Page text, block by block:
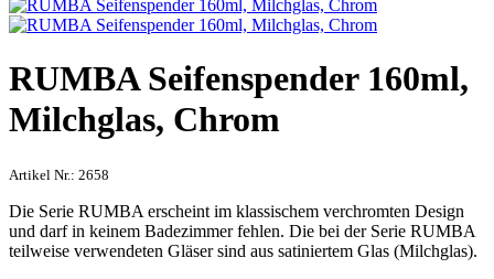
RUMBA Seifenspender 160ml,
Milchglas, Chrom
Artikel Nr.: 2658
Die Serie RUMBA erscheint im klassischem verchromten Design
und darf in keinem Badezimmer fehlen. Die bei der Serie RUMBA
teilweise verwendeten Gläser sind aus satiniertem Glas (Milchglas).